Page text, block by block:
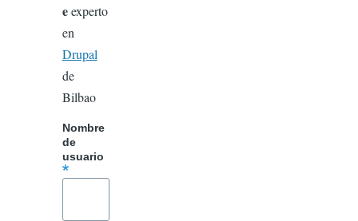
eexperto
en
Drupal
de
Bilbao
Nombre
de
usuario